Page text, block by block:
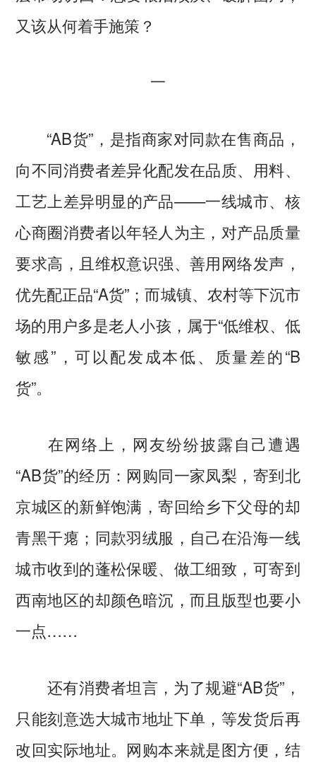
又该从何着手施策？
一
“AB货”，是指商家对同款在售商品，
向不同消费者差异化配发在品质、用料、
工艺上差异明显的产品——一线城市、核
心商圈消费者以年轻人为主，对产品质量
要求高，且维权意识强、善用网络发声，
优先配正品“A货”；而城镇、农村等下沉市
场的用户多是老人小孩，属于“低维权、低
敏感”，可以配发成本低、质量差的“B
货”。
在网络上，网友纷纷披露自己遭遇
“AB货”的经历：网购同一家凤梨，寄到北
京城区的新鲜饱满，寄回给乡下父母的却
青黑干瘪；同款羽绒服，自己在沿海一线
城市收到的蓬松保暖、做工细致，可寄到
西南地区的却颜色暗沉，而且版型也要小
一点……
还有消费者坦言，为了规避“AB货”，
只能刻意选大城市地址下单，等发货后再
改回实际地址。网购本来就是图方便，结